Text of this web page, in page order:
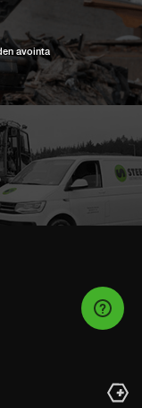
avointa